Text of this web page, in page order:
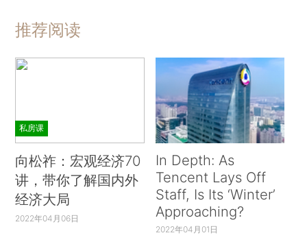
推荐阅读
私房课
向松祚：宏观经济70
讲，带你了解国内外
经济大局
2022年04月06日
In Depth: As
Tencent Lays Off
Staff, Is Its ‘Winter’
Approaching?
2022年04月01日